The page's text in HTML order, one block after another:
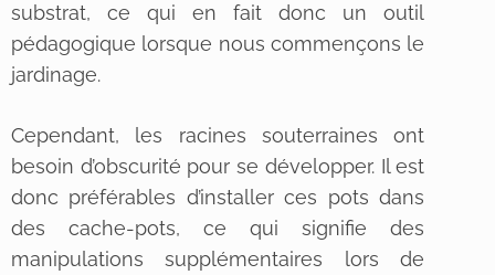
substrat, ce qui en fait donc un outil
pédagogique lorsque nous commençons le
jardinage.
Cependant, les racines souterraines ont
besoin d’obscurité pour se développer. Il est
donc préférables d’installer ces pots dans
des cache-pots, ce qui signifie des
manipulations supplémentaires lors de